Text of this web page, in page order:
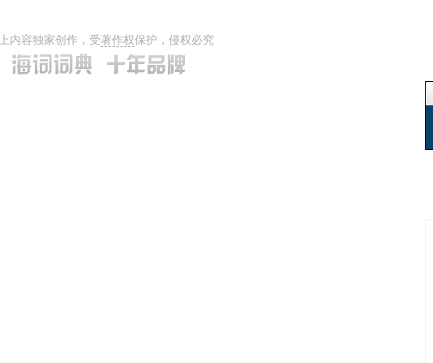
内容独家创作，受著作权保护，侵权必究